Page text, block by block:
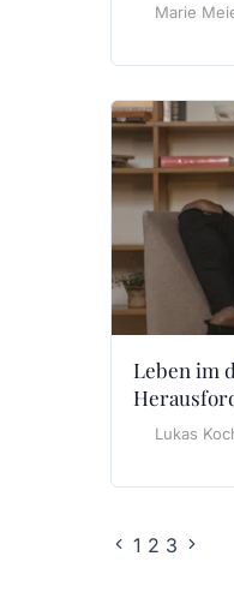
Marie
Leben im
Lukas
1 2 3